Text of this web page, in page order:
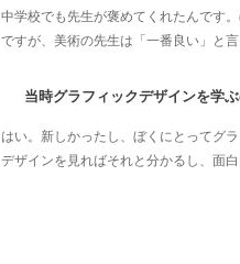
中学校でも先生が褒めてくれたんです
ですが、美術の先生は「一番良い」と
当時グラフィックデザインを学
はい。新しかったし、ぼくにとってグ
デザインを見ればそれと分かるし、面